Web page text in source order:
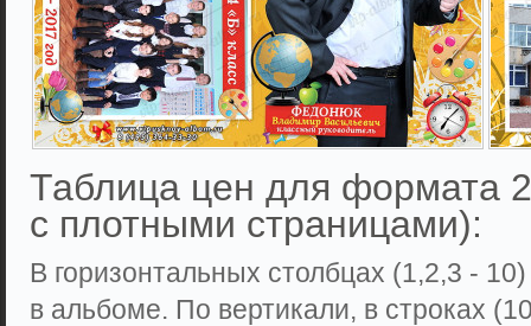
Таблица цен для формата
с плотными страницами):
В горизонтальных столбцах (1,2,3 -
в альбоме. По вертикали, в строках